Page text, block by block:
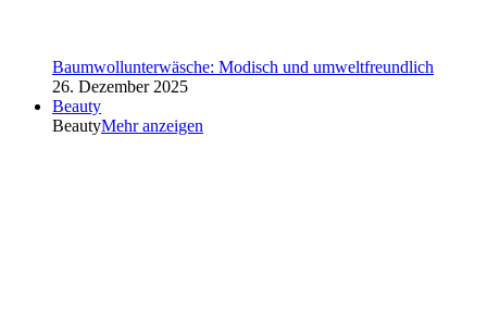
Baumwollunterwäsche: Modisch und umweltfreundlich
26. Dezember 2025
Beauty
BeautyMehr anzeigen